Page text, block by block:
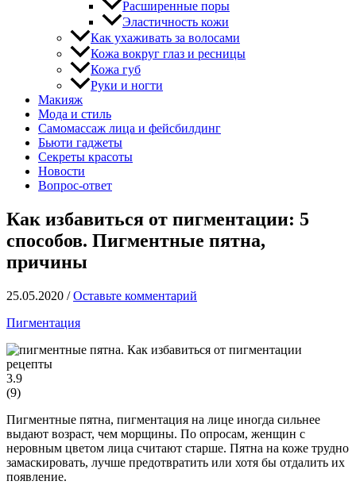
Расширенные поры
Эластичность кожи
Как ухаживать за волосами
Кожа вокруг глаз и ресницы
Кожа губ
Руки и ногти
Макияж
Мода и стиль
Самомассаж лица и фейсбилдинг
Бьюти гаджеты
Секреты красоты
Новости
Вопрос-ответ
Как избавиться от пигментации: 5
способов. Пигментные пятна,
причины
25.05.2020 /Оставьте комментарий
Пигментация
3.9
(9)
Пигментные пятна, пигментация на лице иногда сильнее
выдают возраст, чем морщины. По опросам, женщин с
неровным цветом лица считают старше. Пятна на коже трудно
замаскировать, лучше предотвратить или хотя бы отдалить их
появление.